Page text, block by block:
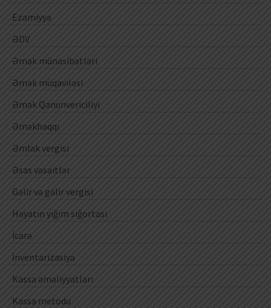
Ezamiyyə
ƏDV
Əmək münasibətləri
Əmək müqaviləsi
Əmək Qanunvericiliyi
Əməkhaqqı
Əmlak vergisi
Əsas vəsaitlər
Gəlir və gəlir vergisi
Həyatın yığım sığortası
İcarə
İnventarizasiya
Kassa əməliyyatları
Kassa metodu